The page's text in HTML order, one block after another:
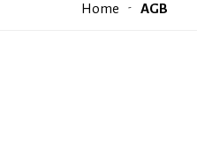
Home AGB